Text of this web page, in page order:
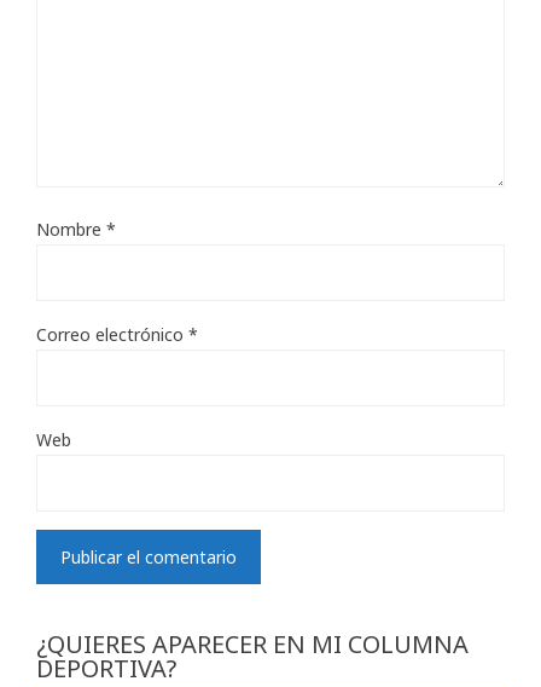
Nombre *
Correo electrónico *
Web
¿QUIERES APARECER EN MI COLUMNA
DEPORTIVA?